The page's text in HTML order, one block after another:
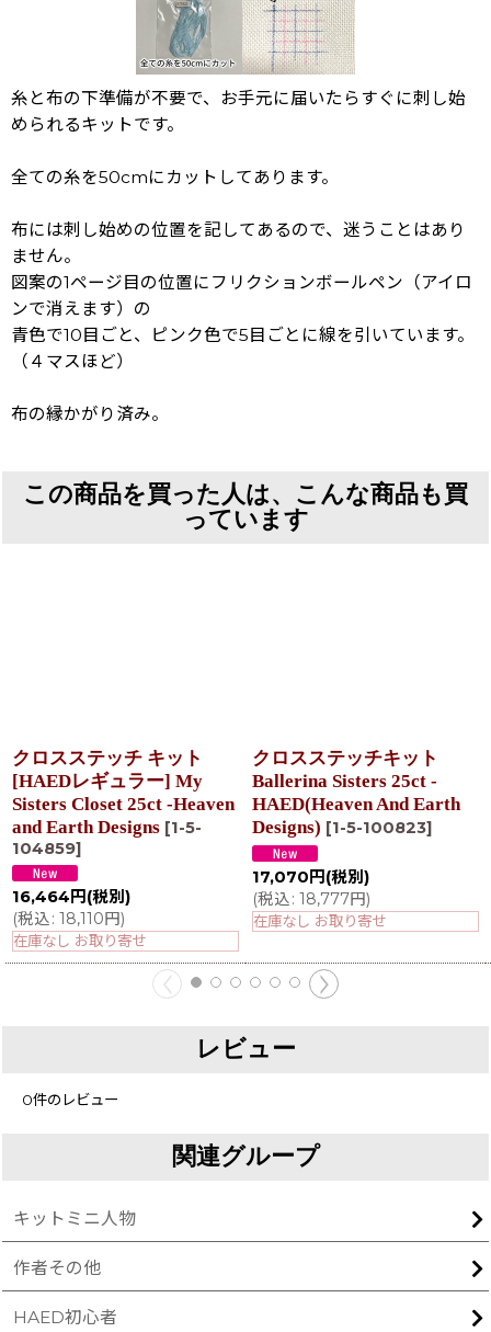
糸と布の下準備が不要で、お手元に届いたらすぐに刺し始
められるキットです。
全ての糸を50cmにカットしてあります。
布には刺し始めの位置を記してあるので、迷うことはあり
ません。
図案の1ページ目の位置にフリクションボールペン（アイロ
ンで消えます）の
青色で10目ごと、ピンク色で5目ごとに線を引いています。
（４マスほど）
布の縁かがり済み。
この商品を買った人は、こんな商品も買
っています
クロスステッチ キット
[HAEDレギュラー] My
Sisters Closet 25ct -Heaven
and Earth Designs [1-5-
104859]
16,464 円 (税別)
(税込: 18,110円)
在庫なし お取り寄せ
クロスステッチキット
Ballerina Sisters 25ct -
HAED(Heaven And Earth
Designs) [1-5-100823]
17,070 円 (税別)
(税込: 18,777円)
在庫なし お取り寄せ
レビュー
0件のレビュー
関連グループ
キットミニ人物
作者その他
HAED初心者